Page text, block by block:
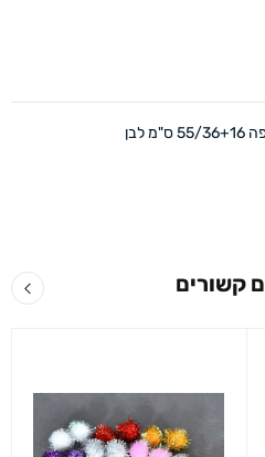
לבן
קשורים